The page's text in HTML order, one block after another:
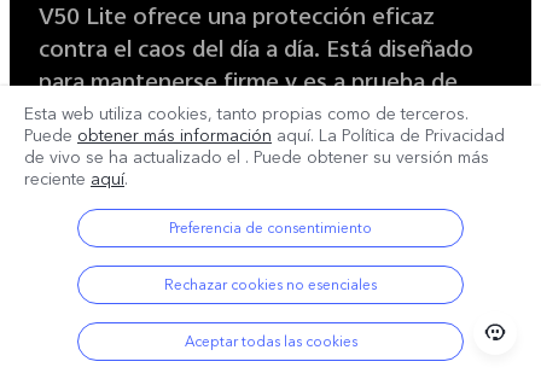
V50 Lite ofrece una protección eficaz
contra el caos del día a día. Está diseñado
para mantenerse firme y es a prueba de
salpicaduras y resistente al polvo.
3 minutos
Prueba de chorro
de agua
12 horas
Prueba de lluvia
Esta web utiliza cookies, tanto propias como de terceros.
Puede obtener más información aquí. La Política de Privacidad
de vivo se ha actualizado el . Puede obtener su versión más
reciente aquí.
Preferencia de consentimiento
Rechazar cookies no esenciales
Aceptar todas las cookies